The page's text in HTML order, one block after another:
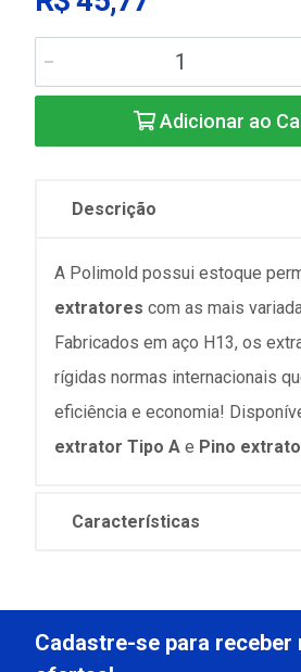
Adicionar ao
Descrição
A Polimold possui estoque
extratores com as mais
Fabricados em aço H13, os
rígidas normas internacionais
eficiência e economia!
extrator Tipo A e Pino
Características
Cadastre-se para receber